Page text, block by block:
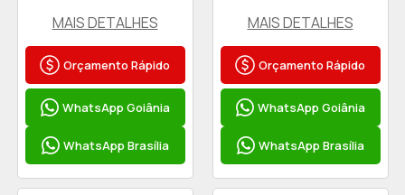
MAIS DETALHES
Orçamento Rápido
WhatsApp Goiânia
WhatsApp Brasília
MAIS DETALHES
Orçamento Rápido
WhatsApp Goiânia
WhatsApp Brasília